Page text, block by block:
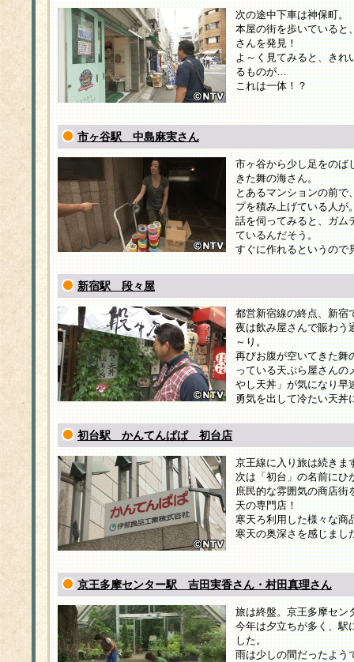
次の途中下車は神保町。
本屋の街を歩いていると
さんを発見！
よ～く見てみると、きれ
るものが…
これは一体！？
市ヶ谷駅 中島麻実さん
市ヶ谷から少し足をのば
きた舞の海さん。
とあるマンションの前で
プを積み上げている人が
話を伺ってみると、ガム
ているんだそう。
すぐに作れるというの
新宿駅 段々屋
都営新宿線の終点、新宿
夜は飲み屋さんで賑わう
～り。
再びお腹が空いてきた舞
っている天ぷら屋さんの
やし天丼」が気になり早
勇気を出して冷たい天丼
初台駅 かんてんぱぱ 初台店
京王線に入り旅は続きま
次は「初台」の名前にひ
庶民的な雰囲気の商店街
天の専門店！
寒天ろ利用した様々な商
寒天の奥深さを感じまし
京王多摩センター駅 吉田実香さん・村田真理さん
旅は終盤。京王多摩セン
今年は夕立ちが多く、駅
した。
雨は少しの間だったよう